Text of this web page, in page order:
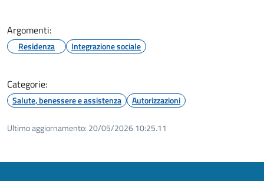
Argomenti:
Residenza Integrazione sociale
Categorie:
Salute, benessere e assistenza Autorizzazioni
Ultimo aggiornamento: 20/05/2026 10:25.11